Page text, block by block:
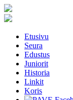
Etusivu
Seura
Edustus
Juniorit
Historia
Linkit
Koris